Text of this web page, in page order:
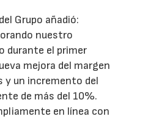
Grupo añadió:
nuestro
durante el primer
mejora del margen
y un incremento del
de más del 10%.
en línea con